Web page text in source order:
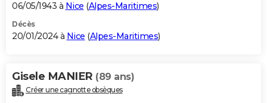
06/05/1943 à Nice (Alpes-Maritimes)
Décès
20/01/2024 à Nice (Alpes-Maritimes)
Gisele MANIER (89 ans)
Créer une cagnotte obsèques